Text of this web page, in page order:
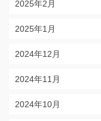
2025年2月
2025年1月
2024年12月
2024年11月
2024年10月